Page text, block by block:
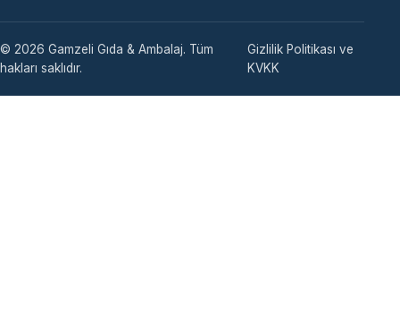
© 2026 Gamzeli Gıda & Ambalaj. Tüm
hakları saklıdır.
Gizlilik Politikası ve
KVKK